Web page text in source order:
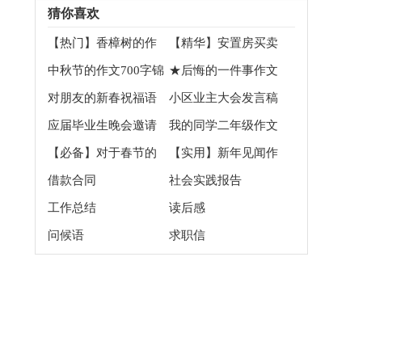
猜你喜欢
【热门】香樟树的作
文7篇
【精华】安置房买卖
合同四篇
中秋节的作文700字锦
集9篇
★后悔的一件事作文
11篇
对朋友的新春祝福语 小区业主大会发言稿
应届毕业生晚会邀请
函
我的同学二年级作文
15篇
【必备】对于春节的
祝福语汇编五篇
【实用】新年见闻作
文400字3篇
借款合同 社会实践报告
工作总结 读后感
问候语 求职信